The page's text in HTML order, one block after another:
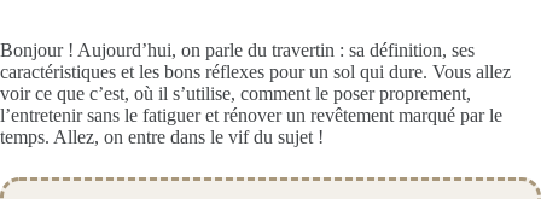
Bonjour ! Aujourd’hui, on parle du travertin : sa définition, ses
caractéristiques et les bons réflexes pour un sol qui dure. Vous allez
voir ce que c’est, où il s’utilise, comment le poser proprement,
l’entretenir sans le fatiguer et rénover un revêtement marqué par le
temps. Allez, on entre dans le vif du sujet !